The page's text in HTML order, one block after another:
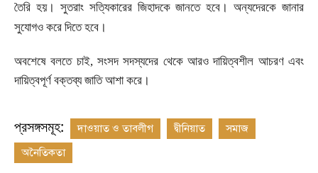
তৈরি হয়। সুতরাং সত্যিকারের জিহাদকে জানতে হবে। অন্যদেরকে জানার
সুযোগও করে দিতে হবে।
অবশেষে বলতে চাই,সংসদ সদস্যদের থেকে আরও দায়িত্বশীল আচরণ এবং
দায়িত্বপূর্ণ বক্তব্য জাতি আশা করে।
প্রসঙ্গসমূহ: দাওয়াত ও তাবলীগ দ্বীনিয়াত
সমাজ
অনৈতিকতা